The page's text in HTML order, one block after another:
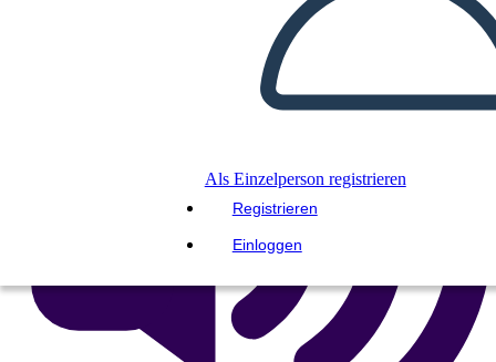
Als Einzelperson registrieren
Registrieren
Einloggen